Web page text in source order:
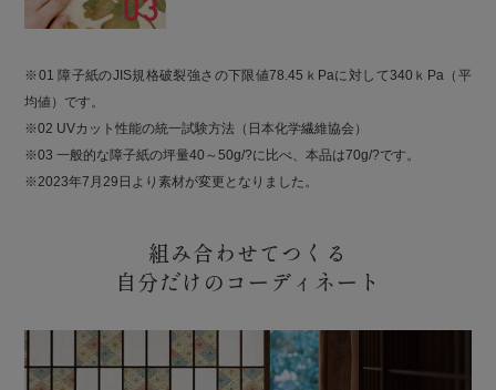
※01 障子紙のJIS規格破裂強さの下限値78.45ｋPaに対して340ｋPa（平
均値）です。
※02 UVカット性能の統一試験方法（日本化学繊維協会）
※03 一般的な障子紙の坪量40～50g/?に比べ、本品は70g/?です。
※2023年7月29日より素材が変更となりました。
組み合わせてつくる
自分だけのコーディネート